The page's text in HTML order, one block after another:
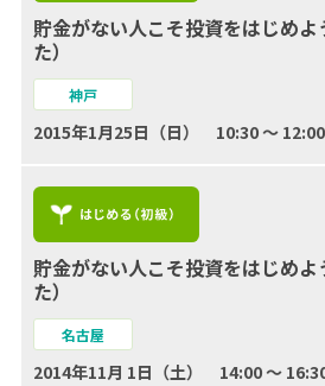
貯金がない人こそ投資をはじめ
た）
神戸
2015年1月25日（日） 10:30 ～ 12:00
貯金がない人こそ投資をはじめ
た）
名古屋
2014年11月 1日（土） 14:00 ～ 16:30